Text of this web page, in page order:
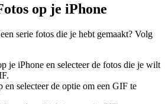
op je iPhone
serie fotos die je hebt gemaakt? Volg
je iPhone en selecteer de fotos die je wilt
selecteer de optie om een GIF te